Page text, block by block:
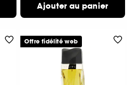
Ajouter au panier
Offre fidélité web